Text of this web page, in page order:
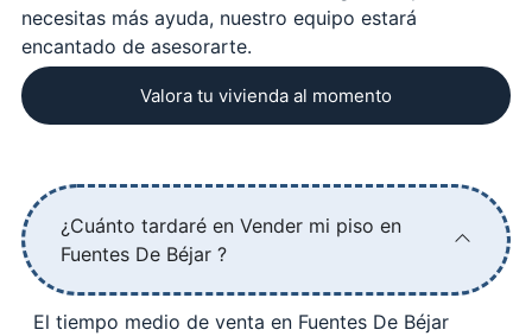
necesitas más ayuda, nuestro equipo estará
encantado de asesorarte.
Valora tu vivienda al momento
¿Cuánto tardaré en Vender mi piso en
Fuentes De Béjar ?
El tiempo medio de venta en Fuentes De Béjar